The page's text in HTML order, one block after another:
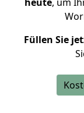
Füllen Sie